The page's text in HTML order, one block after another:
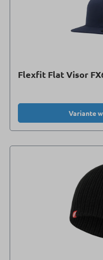
Flexfit Flat Visor
Variante